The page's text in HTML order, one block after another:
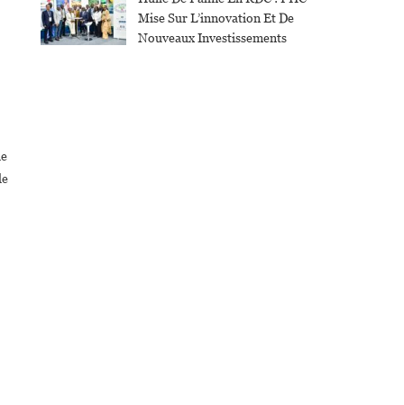
Mise Sur L’innovation Et De
Nouveaux Investissements